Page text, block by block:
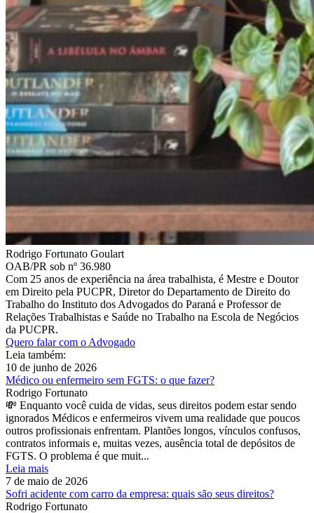
Rodrigo Fortunato Goulart
OAB/PR sob nº 36.980
Com 25 anos de experiência na área trabalhista, é Mestre e Doutor
em Direito pela PUCPR, Diretor do Departamento de Direito do
Trabalho do Instituto dos Advogados do Paraná e Professor de
Relações Trabalhistas e Saúde no Trabalho na Escola de Negócios
da PUCPR.
Quero falar com o Advogado
Leia também:
10 de junho de 2026
Médico ou enfermeiro sem FGTS: o que fazer?
Rodrigo Fortunato
💸 Enquanto você cuida de vidas, seus direitos podem estar sendo
ignorados Médicos e enfermeiros vivem uma realidade que poucos
outros profissionais enfrentam. Plantões longos, vínculos confusos,
contratos informais e, muitas vezes, ausência total de depósitos de
FGTS. O problema é que muit...
Leia mais
7 de maio de 2026
Sofri acidente com carro da empresa: quais são seus direitos?
Rodrigo Fortunato